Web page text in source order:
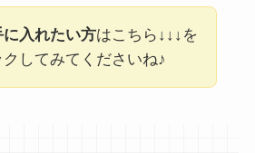
入れたい方はこちら↓↓↓を
クしてみてくださいね♪